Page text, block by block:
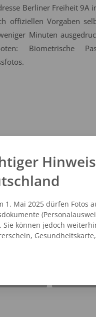
Berliner Freiheit 9A
offiziellen Vorgaben
Minuten
Biometrische
ANZEIGEN
1. Mai 2025 dürfen Fotos
Sie können jedoch